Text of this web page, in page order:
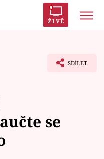
ŽIVĚ
SDÍLET
se